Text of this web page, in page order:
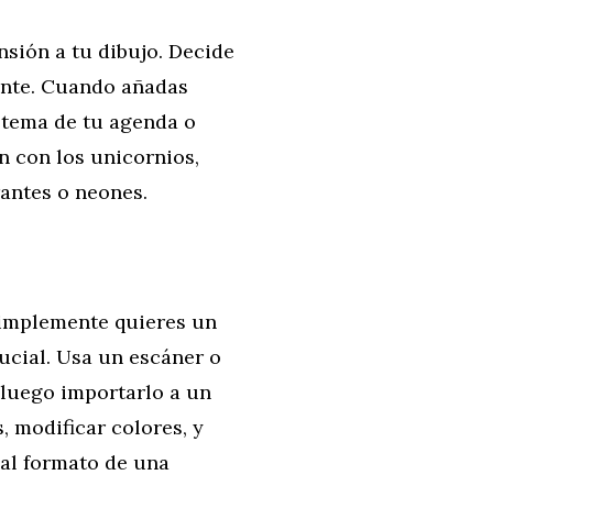
a tu dibujo. Decide
Cuando añadas
de tu agenda o
con los unicornios,
o neones.
quieres un
Usa un escáner o
importarlo a un
modificar colores, y
formato de una